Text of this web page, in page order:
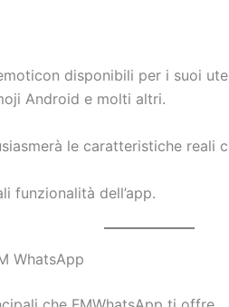
disponibili per i suoi
Android e molti altri.
le caratteristiche reali
funzionalità dell’app.
WhatsApp